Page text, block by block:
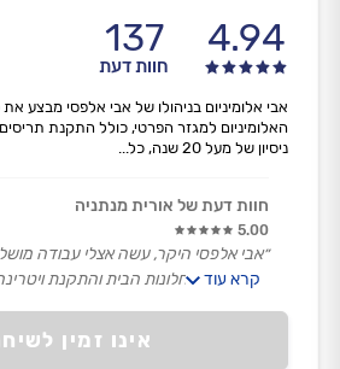
4.94
137
חוות דעת
אינו זמין
אבי אלומיניום בניהולו של אבי אלפסי מבצע את
האלומיניום למגזר הפרטי, כולל התקנת
ניסיון של מעל 20 שנה, כל...
חוות דעת של אורית מנתניה
5.00
״אבי אלפסי היקר, עשה אצלי עבודה
רשתות לכל חלונות הבית והתקנת
שירותי, נעים ואדיב ברמה הכי גבוהה שיש.
אבי ענה בסבלנות לכל שאלה, ליווה
קרא עוד